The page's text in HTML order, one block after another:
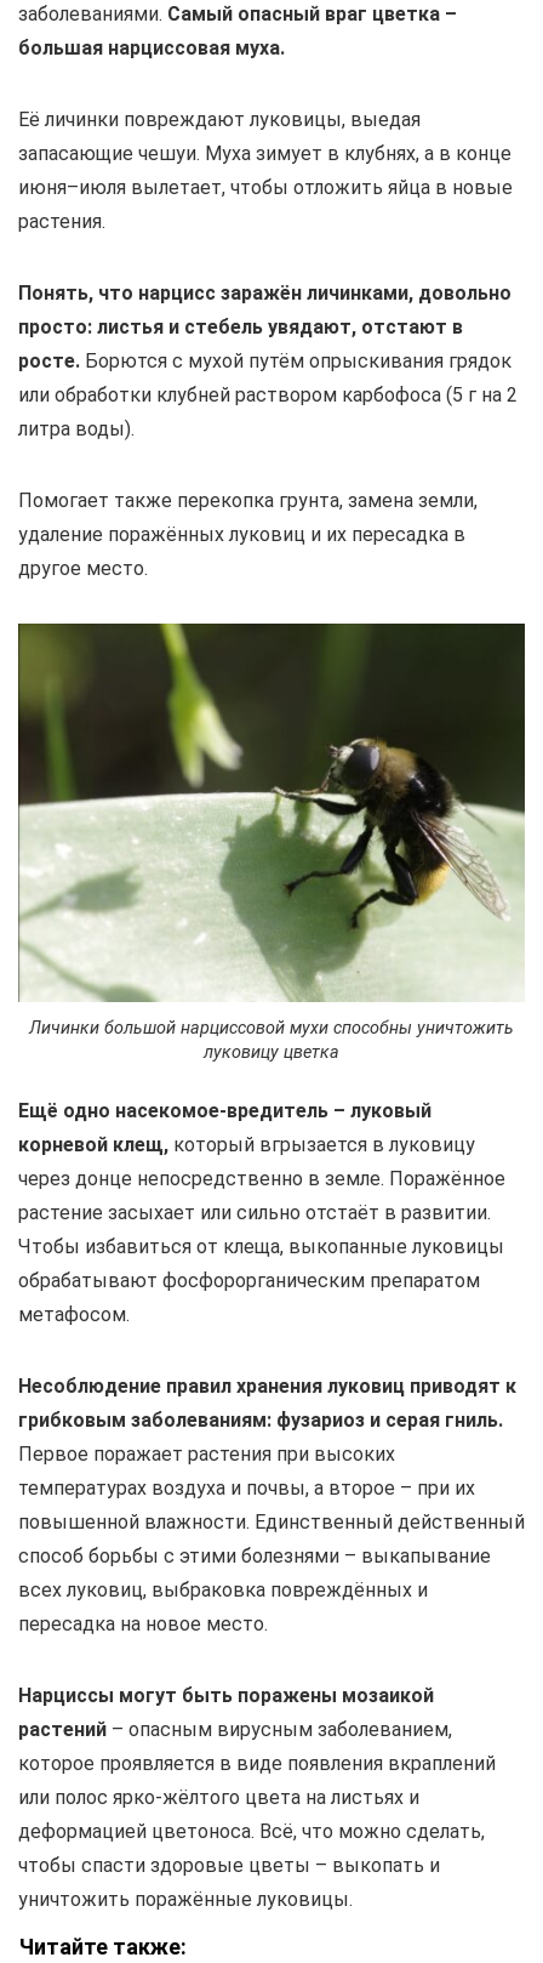
заболеваниями. Самый опасный враг цветка –
большая нарциссовая муха.
Её личинки повреждают луковицы, выедая
запасающие чешуи. Муха зимует в клубнях, а в конце
июня–июля вылетает, чтобы отложить яйца в новые
растения.
Понять, что нарцисс заражён личинками, довольно
просто: листья и стебель увядают, отстают в
росте. Борются с мухой путём опрыскивания грядок
или обработки клубней раствором карбофоса (5 г на 2
литра воды).
Помогает также перекопка грунта, замена земли,
удаление поражённых луковиц и их пересадка в
другое место.
Личинки большой нарциссовой мухи способны уничтожить
луковицу цветка
Ещё одно насекомое-вредитель – луковый
корневой клещ, который вгрызается в луковицу
через донце непосредственно в земле. Поражённое
растение засыхает или сильно отстаёт в развитии.
Чтобы избавиться от клеща, выкопанные луковицы
обрабатывают фосфорорганическим препаратом
метафосом.
Несоблюдение правил хранения луковиц приводят к
грибковым заболеваниям: фузариоз и серая гниль.
Первое поражает растения при высоких
температурах воздуха и почвы, а второе – при их
повышенной влажности. Единственный действенный
способ борьбы с этими болезнями – выкапывание
всех луковиц, выбраковка повреждённых и
пересадка на новое место.
Нарциссы могут быть поражены мозаикой
растений – опасным вирусным заболеванием,
которое проявляется в виде появления вкраплений
или полос ярко-жёлтого цвета на листьях и
деформацией цветоноса. Всё, что можно сделать,
чтобы спасти здоровые цветы – выкопать и
уничтожить поражённые луковицы.
Читайте также: